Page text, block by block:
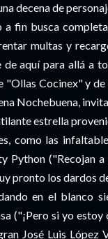
decena de
fin busca
multas y
aquí para allá a
Cocinex" y
Nochebuena,
estrella
como las
Python ("Recojan a
pronto los dardos
en el blanco
("¡Pero si yo
José Luis López